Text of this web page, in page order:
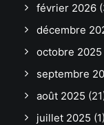
février 2026
décembre
octobre 2025
septembre
août 2025
juillet 2025 (1)